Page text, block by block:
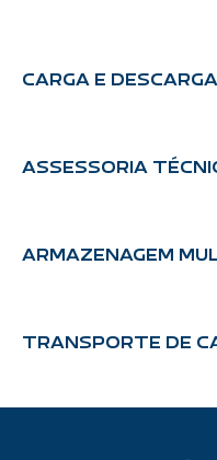
CARGA E
ASSESSORIA
ARMAZENAGEM
TRANSPORTE DE